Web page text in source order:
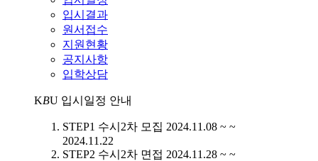
입시결과
원서접수
지원현황
공지사항
입학상담
KBU 입시일정 안내
STEP1 수시2차 모집 2024.11.08 ~ ~
2024.11.22
STEP2 수시2차 면접 2024.11.28 ~ ~